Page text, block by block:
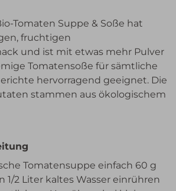
Tomaten Suppe & Soße hat
fruchtigen
und ist mit etwas mehr Pulver
Tomatensoße für sämtliche
hervorragend geeignet. Die
stammen aus ökologischem
Tomatensuppe einfach 60 g
1/2 Liter kaltes Wasser einrühren